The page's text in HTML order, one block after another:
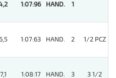
1:07:96 HAND. 1
1:07:63 HAND. 2 1/2 PCZ
7,1 1:08:17 HAND. 3 3 1/2